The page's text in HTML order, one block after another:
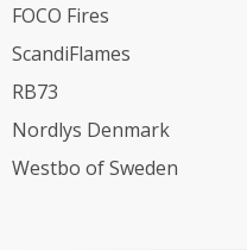
FOCO Fires
ScandiFlames
RB73
Nordlys Denmark
Westbo of Sweden